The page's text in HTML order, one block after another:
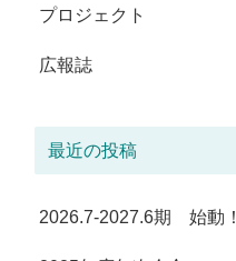
プロジェクト
広報誌
最近の投稿
2026.7-2027.6期 始動！